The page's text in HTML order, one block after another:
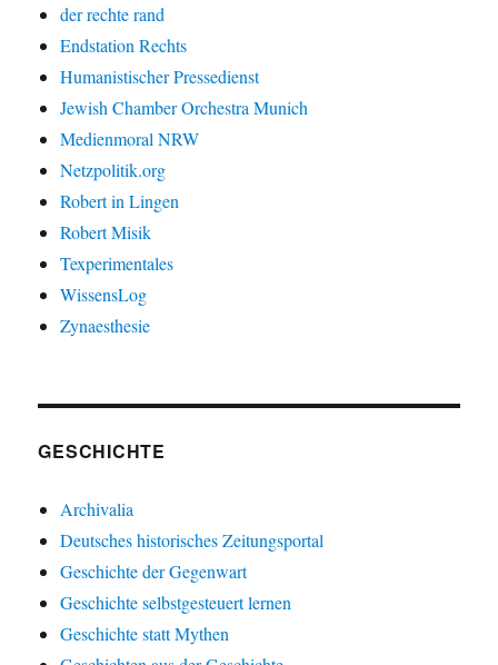
der rechte rand
Endstation Rechts
Humanistischer Pressedienst
Jewish Chamber Orchestra Munich
Medienmoral NRW
Netzpolitik.org
Robert in Lingen
Robert Misik
Texperimentales
WissensLog
Zynaesthesie
GESCHICHTE
Archivalia
Deutsches historisches Zeitungsportal
Geschichte der Gegenwart
Geschichte selbstgesteuert lernen
Geschichte statt Mythen